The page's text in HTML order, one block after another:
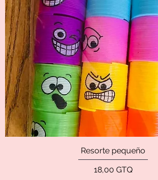
Resorte pequeño
Precio
18,00 GTQ